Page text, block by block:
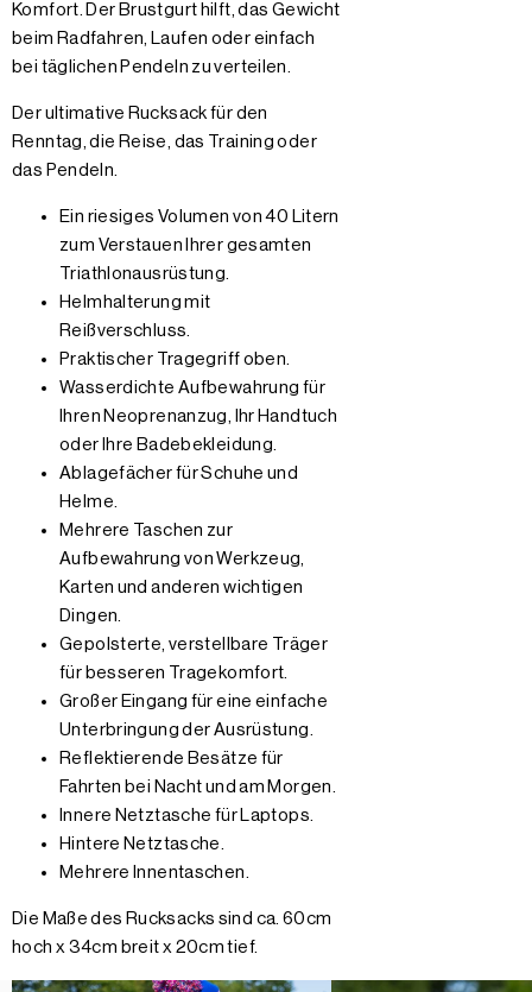
Komfort. Der Brustgurt hilft, das Gewicht
beim Radfahren, Laufen oder einfach
bei täglichen Pendeln zu verteilen.
Der ultimative Rucksack für den
Renntag, die Reise, das Training oder
das Pendeln.
Ein riesiges Volumen von 40 Litern
zum Verstauen Ihrer gesamten
Triathlonausrüstung.
Helmhalterung mit
Reißverschluss.
Praktischer Tragegriff oben.
Wasserdichte Aufbewahrung für
Ihren Neoprenanzug, Ihr Handtuch
oder Ihre Badebekleidung.
Ablagefächer für Schuhe und
Helme.
Mehrere Taschen zur
Aufbewahrung von Werkzeug,
Karten und anderen wichtigen
Dingen.
Gepolsterte, verstellbare Träger
für besseren Tragekomfort.
Großer Eingang für eine einfache
Unterbringung der Ausrüstung.
Reflektierende Besätze für
Fahrten bei Nacht und am Morgen.
Innere Netztasche für Laptops.
Hintere Netztasche.
Mehrere Innentaschen.
Die Maße des Rucksacks sind ca. 60cm
hoch x 34cm breit x 20cm tief.